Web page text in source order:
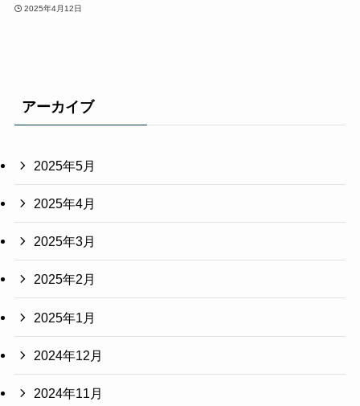
2025年4月12日
アーカイブ
2025年5月
2025年4月
2025年3月
2025年2月
2025年1月
2024年12月
2024年11月